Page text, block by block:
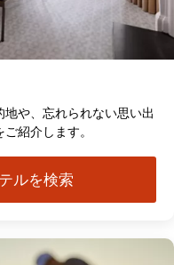
や、忘れられない思い出
紹介します。
ルを検索